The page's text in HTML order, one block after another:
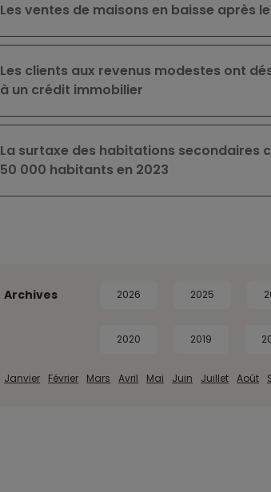
Les ventes de maisons en baisse après
Les clients aux revenus modestes ont
à un crédit immobilier
La surtaxe des habitations secondaires
50 000 habitants en 2023
Archives 2026 2025
2020 2019
Janvier Février Mars Avril Mai Juin Juillet Août